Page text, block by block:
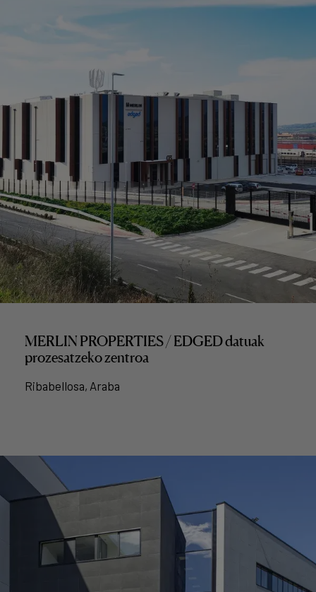
MERLIN PROPERTIES / EDGED datuak
prozesatzeko zentroa
Ribabellosa, Araba